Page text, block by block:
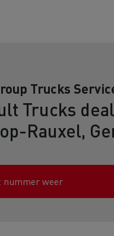
Trucks
Trucks
Rauxel,
nummer weer